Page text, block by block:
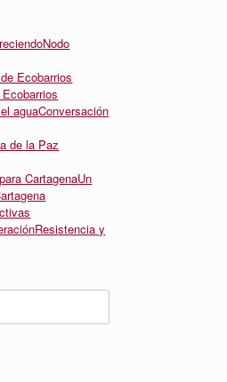
Nodo
Conversación
de la Paz
Un
Resistencia y